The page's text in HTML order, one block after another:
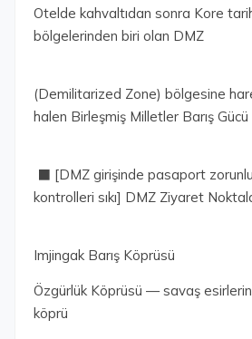
Otelde kahvaltıdan sonra Kore
bölgelerinden biri olan DMZ
(Demilitarized Zone) bölgesine
halen Birleşmiş Milletler Barış
⬛ [DMZ girişinde pasaport
kontrolleri sıkı] DMZ Ziyaret
Imjingak Barış Köprüsü
Özgürlük Köprüsü — savaş
köprü